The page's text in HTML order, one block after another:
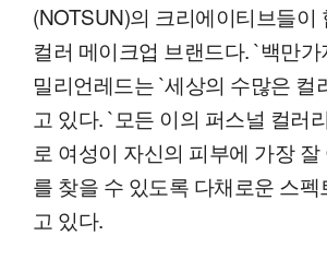
(NOTSUN)의 크리에이티브들이
컬러 메이크업 브랜드다. `백만
밀리언레드는 `세상의 수많은 컬
고 있다. `모든 이의 퍼스널 컬러
로 여성이 자신의 피부에 가장 잘
를 찾을 수 있도록 다채로운 스
고 있다.